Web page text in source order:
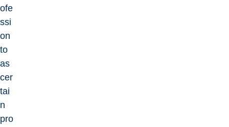
ofe
ssi
on
to
as
cer
tai
n
pro